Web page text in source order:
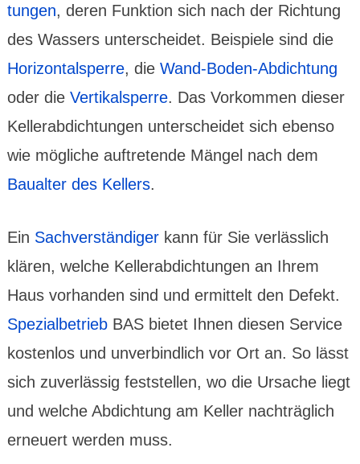
tungen, deren Funk­tion sich nach der Rich­tung
des Wassers unter­scheidet. Beispiele sind die
Hori­zontal­sperre, die Wand-Boden-Abdich­tung
oder die Vertikal­sperre. Das Vor­kommen dieser
Keller­abdich­tungen unter­scheidet sich ebenso
wie mögliche auftre­tende Mängel nach dem
Bau­alter des Kellers.
Ein Sach­ver­stän­digerkann für Sie verläss­lich
klären, welche Keller­abdich­tungen an Ihrem
Haus vor­handen sind und ermit­telt den Defekt.
Spezial­betriebBAS bietet Ihnen diesen Service
kosten­los und unver­bind­lich vor Ort an. So lässt
sich zuver­lässig fest­stellen, wo die Ursache liegt
und welche Abdich­tung am Keller nach­träglich
erneu­ert werden muss.